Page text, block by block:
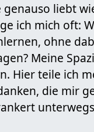
liebt
ich mich oft:
ohne
Meine
Hier teile ich
die mir